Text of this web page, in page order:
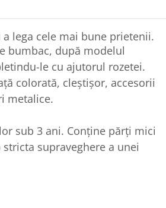
lega cele mai bune prietenii.
bumbac, după modelul
le cu ajutorul rozetei.
colorată, cleștișor, accesorii
metalice.
sub 3 ani. Conține părți mici
supraveghere a unei